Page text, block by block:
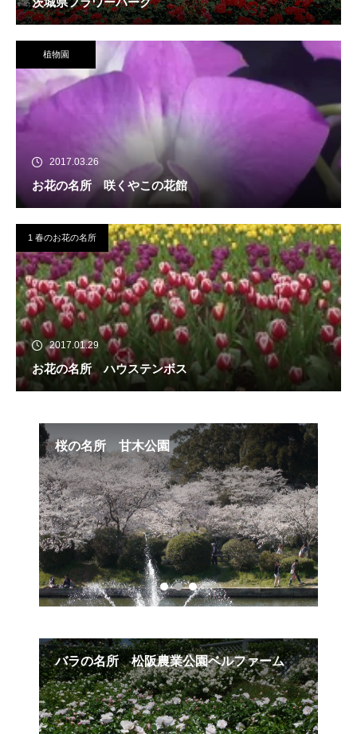
植物園
2017.03.26
お花の名所 咲くやこの花館
1 春のお花の名所
2017.01.29
お花の名所 ハウステンボス
桜の名所 甘木公園
バラの名所 松阪農業公園ベルファーム